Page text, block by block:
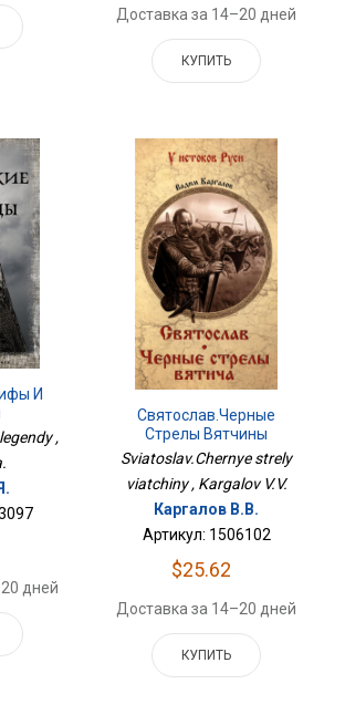
Доставка за 14–20 дней
КУПИТЬ
И
,
дней
Святослав.Черные
Стрелы Вятчины
Sviatoslav.Chernye strely
viatchiny , Kargalov V.V.
Каргалов В.В.
Артикул: 1506102
$25.62
Доставка за 14–20 дней
КУПИТЬ